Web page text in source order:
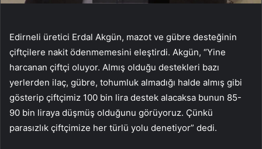
Edirneli üretici Erdal Akgün, mazot ve gübre desteğinin
çiftçilere nakit ödenmemesini eleştirdi. Akgün, “Yine
harcanan çiftçi oluyor. Almış olduğu destekleri bazı
yerlerden ilaç, gübre, tohumluk almadığı halde almış gibi
gösterip çiftçimiz 100 bin lira destek alacaksa bunun 85-
90 bin liraya düşmüş olduğunu görüyoruz. Çünkü
parasızlık çiftçimize her türlü yolu denetiyor” dedi.